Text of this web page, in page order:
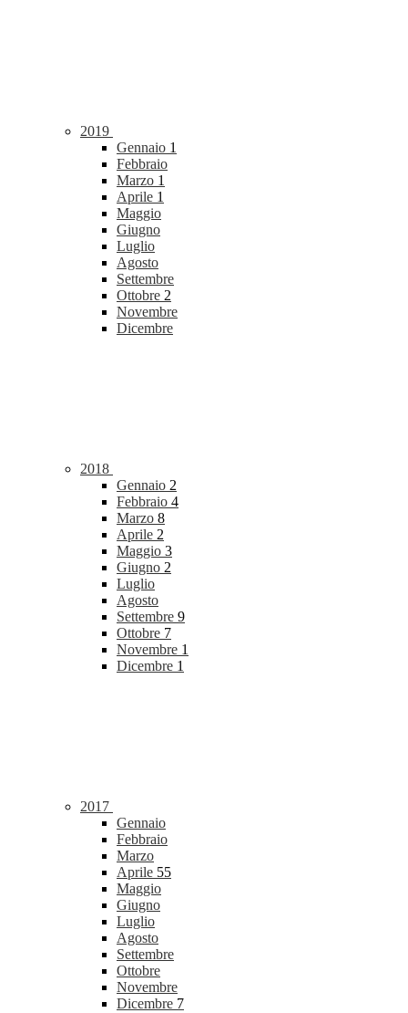
2019
Gennaio 1
Febbraio
Marzo 1
Aprile 1
Maggio
Giugno
Luglio
Agosto
Settembre
Ottobre 2
Novembre
Dicembre
2018
Gennaio 2
Febbraio 4
Marzo 8
Aprile 2
Maggio 3
Giugno 2
Luglio
Agosto
Settembre 9
Ottobre 7
Novembre 1
Dicembre 1
2017
Gennaio
Febbraio
Marzo
Aprile 55
Maggio
Giugno
Luglio
Agosto
Settembre
Ottobre
Novembre
Dicembre 7